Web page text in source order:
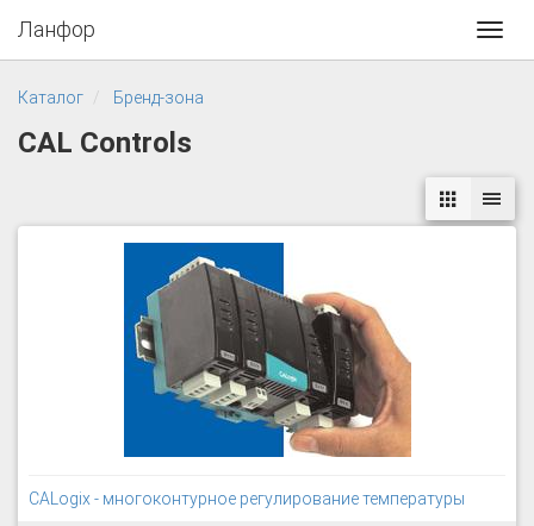
Ланфор
Каталог Бренд-зона
CAL Controls
CALogix - многоконтурное регулирование температуры